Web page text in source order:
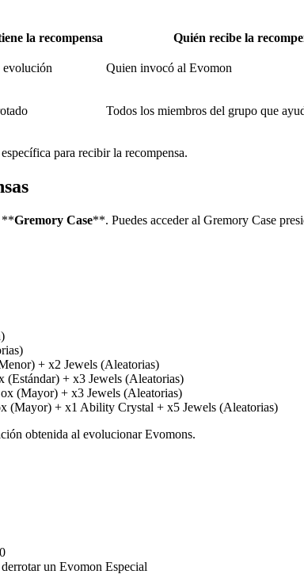
la recompensa Quién recibe la
evolución Quien invocó al Evomon
Todos los miembros del grupo que
para recibir la recompensa.
**Gremory Case**. Puedes acceder al Gremory Case
+ x2 Jewels (Aleatorias)
+ x3 Jewels (Aleatorias)
(Mayor) + x3 Jewels (Aleatorias)
(Mayor) + x1 Ability Crystal + x5 Jewels (Aleatorias)
obtenida al evolucionar Evomons.
un Evomon Especial